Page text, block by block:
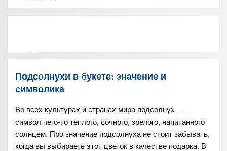
Подсолнухи в букете: значение и
символика
Во всех культурах и странах мира подсолнух —
символ чего-то теплого, сочного, зрелого, напитанного
солнцем. Про значение подсолнуха не стоит забывать,
когда вы выбираете этот цветок в качестве подарка. В